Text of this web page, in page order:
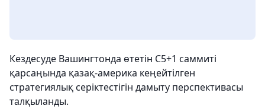
Кездесуде Вашингтонда өтетін С5+1 саммиті
қарсаңында қазақ-америка кеңейтілген
стратегиялық серіктестігін дамыту перспективасы
талқыланды.